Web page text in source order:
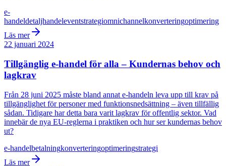
e-
handeldetaljhandeleventstrategiomnichannelkonverteringoptimering
Läs mer
22 januari 2024
Tillgänglig e-handel för alla – Kundernas behov och
lagkrav
Från 28 juni 2025 måste bland annat e-handeln leva upp till krav på
tillgänglighet för personer med funktionsnedsättning – även tillfällig
sådan. Tidigare har detta bara varit lagkrav för offentlig sektor. Vad
innebär de nya EU-reglerna i praktiken och hur ser kundernas behov
ut?
e-handelbetalningkonverteringoptimeringstrategi
Läs mer